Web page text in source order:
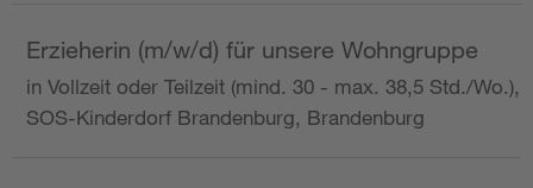
Erzieherin (m/w/d) für unsere Wohngruppe
in Vollzeit oder Teilzeit (mind. 30 - max. 38,5 Std./Wo.),
SOS-Kinderdorf Brandenburg, Brandenburg